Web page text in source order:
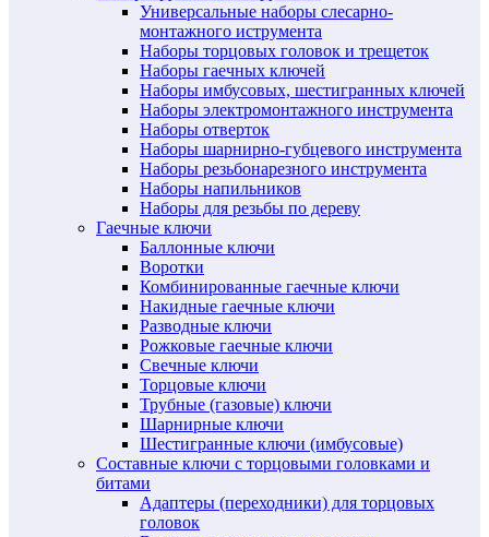
Универсальные наборы слесарно-
монтажного иструмента
Наборы торцовых головок и трещеток
Наборы гаечных ключей
Наборы имбусовых, шестигранных ключей
Наборы электромонтажного инструмента
Наборы отверток
Наборы шарнирно-губцевого инструмента
Наборы резьбонарезного инструмента
Наборы напильников
Наборы для резьбы по дереву
Гаечные ключи
Баллонные ключи
Воротки
Комбинированные гаечные ключи
Накидные гаечные ключи
Разводные ключи
Рожковые гаечные ключи
Свечные ключи
Торцовые ключи
Трубные (газовые) ключи
Шарнирные ключи
Шестигранные ключи (имбусовые)
Составные ключи с торцовыми головками и
битами
Адаптеры (переходники) для торцовых
головок